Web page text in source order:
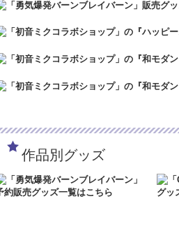
被災地の皆様の安全を心よりお祈り申し上
2023.12.27【年末年始休業のお知らせ】誠
は、2024年1月4日（木）より、順次ご対
2023.4.16 【GW休業のお知らせ】誠に勝
間、GW休業となります。期間中に頂きま
2023.2.6
2022.1.19メンテナンスに伴いまして、
2022.1.7システムメンテナンスに伴いまし
アクセスできない状態となります。ご迷惑
作品別グッズ